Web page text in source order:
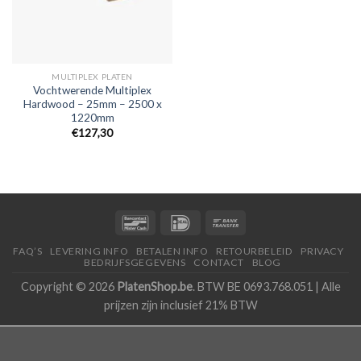
MULTIPLEX PLATEN
Vochtwerende Multiplex
Hardwood – 25mm – 2500 x
1220mm
€127,30
FAQ’S LEVERING INFO BETALEN INFO RETOURBELEID
PRIVACY
BEDRIJFSGEGEVENS
CONTACT BLOG
Copyright © 2026 PlatenShop.be. BTW BE 0693.768.051 | Alle
prijzen zijn inclusief 21% BTW